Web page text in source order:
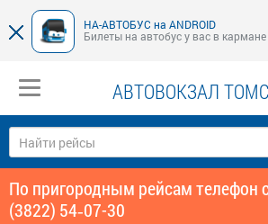
НА-АВТОБУС на ANDROID
Билеты на автобус у вас в кармане
АВТОВОКЗАЛ
По пригородным рейсам телефон
(3822) 54‑07-30